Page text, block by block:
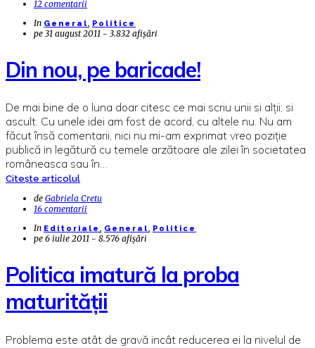
12 comentarii
In General , Politice
pe 31 august 2011 - 3.832 afișări
Din nou, pe baricade!
De mai bine de o luna doar citesc ce mai scriu unii si alții; si
ascult. Cu unele idei am fost de acord, cu altele nu. Nu am
făcut însă comentarii, nici nu mi-am exprimat vreo poziție
publică in legătură cu temele arzătoare ale zilei în societatea
româneasca sau în…
Citește articolul
de Gabriela Cretu
16 comentarii
In Editoriale , General, Politice
pe 6 iulie 2011 - 8.576 afișări
Politica imatură la proba
maturității
Problema este atât de gravă incât reducerea ei la nivelul de